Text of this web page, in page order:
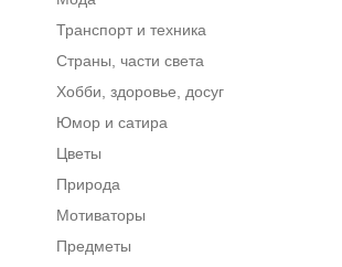
Транспорт и техника
Страны, части света
Хобби, здоровье, досуг
Юмор и сатира
Цветы
Природа
Мотиваторы
Предметы